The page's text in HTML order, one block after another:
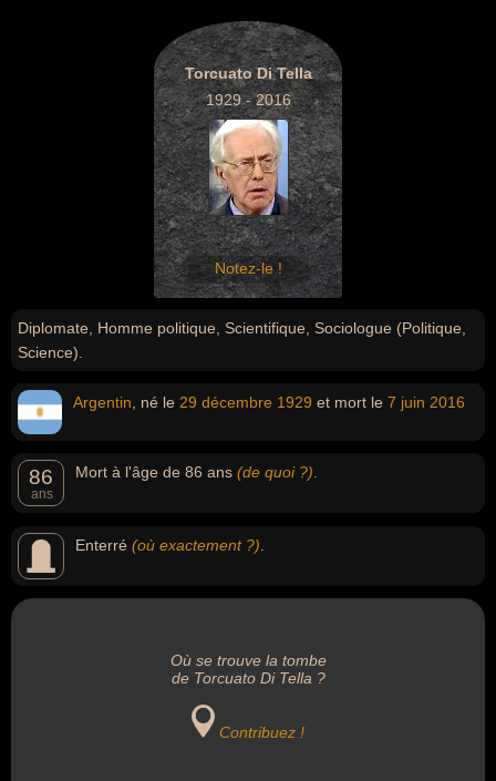
Torcuato Di Tella
1929 - 2016
Notez-le !
Diplomate, Homme politique, Scientifique, Sociologue (Politique,
Science).
Argentin , né le 29 décembre 1929 et mort le 7 juin 2016
86
ans
Mort à l'âge de 86 ans (de quoi ?)
Enterré (où exactement ?)
Où se trouve la tombe
de Torcuato Di Tella ?
Contribuez !